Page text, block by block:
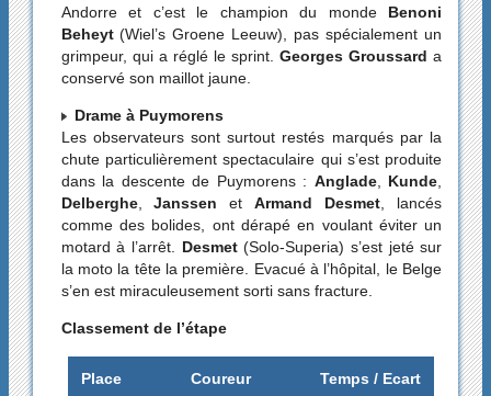
Andorre et c’est le champion du monde Benoni
Beheyt(Wiel’s Groene Leeuw), pas spécialement un
grimpeur, qui a réglé le sprint.Georges Groussard a
conservé son maillot jaune.
Drame à Puymorens
Les observateurs sont surtout restés marqués par la
chute particulièrement spectaculaire qui s’est produite
dans la descente de Puymorens : Anglade, Kunde
Delberghe,Janssen etArmand Desmet , lancés
comme des bolides, ont dérapé en voulant éviter un
motard à l’arrêt.
Desmet(Solo-Superia) s’est jeté sur
la moto la tête la première. Evacué à l’hôpital, le Belge
s’en est miraculeusement sorti sans fracture.
Classement de l’étape
Place Coureur Temps / Ecart